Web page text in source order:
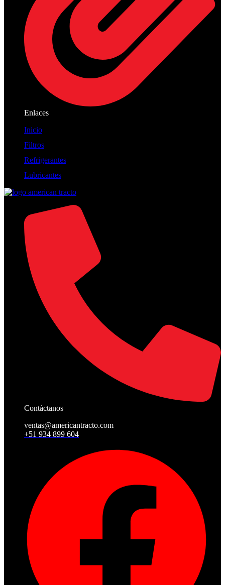
Enlaces
Inicio
Filtros
Refrigerantes
Lubricantes
Contáctanos
ventas@americantracto.com
+51 934 899 604